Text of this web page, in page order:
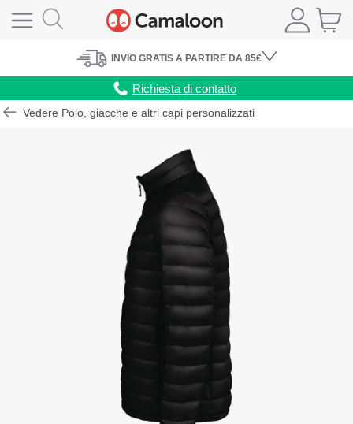
INVIO GRATIS A PARTIRE DA 85€
Richiesta di contatto
Vedere Polo, giacche e altri capi personalizzati